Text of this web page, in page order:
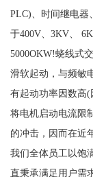
PLC)、时间继电器
于400V、3KV、
5000OKW!蛲线式
滑软起动，与频敏
有起动功率因数高
将电机启动电流限
的冲击，因而在近
我们全体员工以饱
直秉承满足用户需